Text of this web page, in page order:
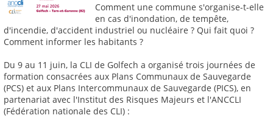
Comment une commune s'organise-t-elle
en cas d'inondation, de tempête,
d'incendie, d'accident industriel ou nucléaire ? Qui fait quoi ?
Comment informer les habitants ?
Du 9 au 11 juin, la CLI de Golfech a organisé trois journées de
formation consacrées aux Plans Communaux de Sauvegarde
(PCS) et aux Plans Intercommunaux de Sauvegarde (PICS), en
partenariat avec l'Institut des Risques Majeurs et l'ANCCLI
(Fédération nationale des CLI) :